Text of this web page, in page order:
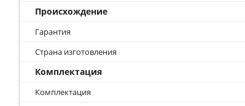
Происхождение
Гарантия
Страна изготовления
Комплектация
Комплектация